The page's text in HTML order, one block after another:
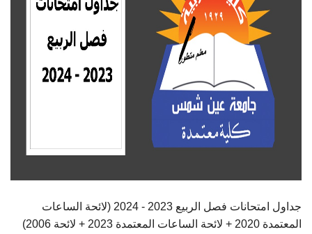
جداول امتحانات فصل الربيع 2023 - 2024 (لائحة الساعات
المعتمدة 2020 + لائحة الساعات المعتمدة 2023 + لائحة 2006)